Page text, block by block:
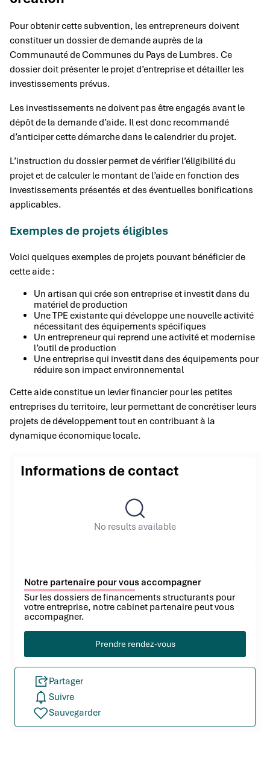
Pour obtenir cette subvention, les entrepreneurs doivent
constituer un dossier de demande auprès de la
Communauté de Communes du Pays de Lumbres. Ce
dossier doit présenter le projet d’entreprise et détailler les
investissements prévus.
Les investissements ne doivent pas être engagés avant le
dépôt de la demande d’aide. Il est donc recommandé
d’anticiper cette démarche dans le calendrier du projet.
L’instruction du dossier permet de vérifier l’éligibilité du
projet et de calculer le montant de l’aide en fonction des
investissements présentés et des éventuelles bonifications
applicables.
Exemples de projets éligibles
Voici quelques exemples de projets pouvant bénéficier de
cette aide :
Un artisan qui crée son entreprise et investit dans du
matériel de production
Une TPE existante qui développe une nouvelle activité
nécessitant des équipements spécifiques
Un entrepreneur qui reprend une activité et modernise
l’outil de production
Une entreprise qui investit dans des équipements pour
réduire son impact environnemental
Cette aide constitue un levier financier pour les petites
entreprises du territoire, leur permettant de concrétiser leurs
projets de développement tout en contribuant à la
dynamique économique locale.
Informations de contact
No results available
Notre partenaire pour vous accompagner
Sur les dossiers de financements structurants pour
votre entreprise, notre cabinet partenaire peut vous
accompagner.
Prendre rendez-vous
Partager
Suivre
Sauvegarder